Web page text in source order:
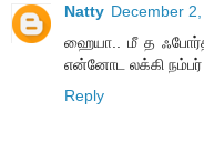
Natty December
ஹையா.. மீ த
என்னோட லக்கி நம்பர்
Reply